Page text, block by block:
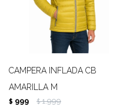
CAMPERA INFLADA CB
AMARILLA M
$ 999 $ 1.999